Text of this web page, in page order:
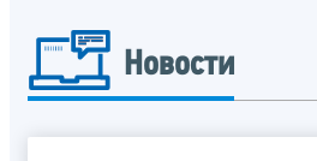
Новости